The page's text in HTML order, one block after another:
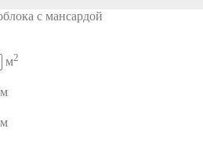
с мансардой
м2
м
м